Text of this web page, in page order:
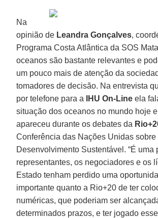
Na
opinião de Leandra Gonçalves,
Programa Costa Atlântica da SOS
oceanos são bastante relevantes e
um pouco mais de atenção da
tomadores de decisão. Na entrevista
por telefone para a IHU On-Line ela
situação dos oceanos no mundo hoje
apareceu durante os debates da
Conferência das Nações Unidas sobre
Desenvolvimento Sustentável. “É uma
representantes, os negociadores e os
Estado tenham perdido uma
importante quanto a Rio+20 de ter
numéricas, que poderiam ser
determinados prazos, e ter jogado